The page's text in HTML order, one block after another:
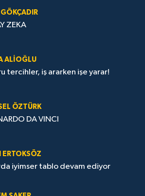
ZEKA
ALIOĞLU
tercihler, iş ararken işe yarar!
ÖZTÜRK
DA VINCI
ERTOKSÖZ
iyimser tablo devam ediyor